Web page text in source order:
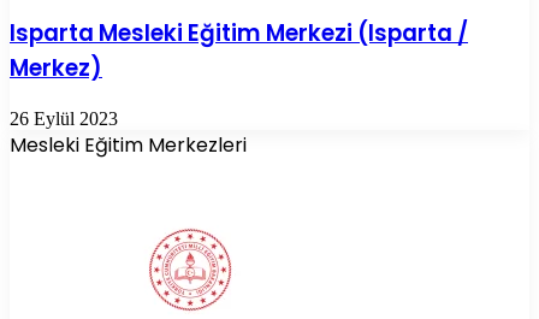
Isparta Mesleki Eğitim Merkezi (Isparta /
Merkez)
26 Eylül 2023
Mesleki Eğitim Merkezleri